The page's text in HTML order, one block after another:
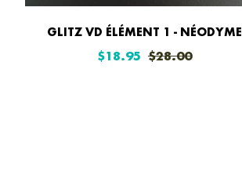
GLITZ VD ÉLÉMENT 1 - NÉODYME
Prix
$18.95 $28.00Prix